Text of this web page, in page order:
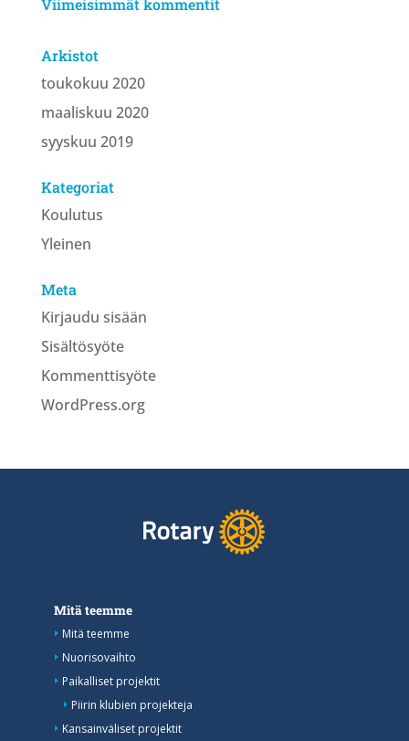
Arkistot
toukokuu 2020
maaliskuu 2020
syyskuu 2019
Kategoriat
Koulutus
Yleinen
Meta
Kirjaudu sisään
Sisältösyöte
Kommenttisyöte
WordPress.org
Mitä teemme
Mitä teemme
Nuorisovaihto
Paikalliset projektit
Piirin klubien projekteja
Kansainväliset projektit